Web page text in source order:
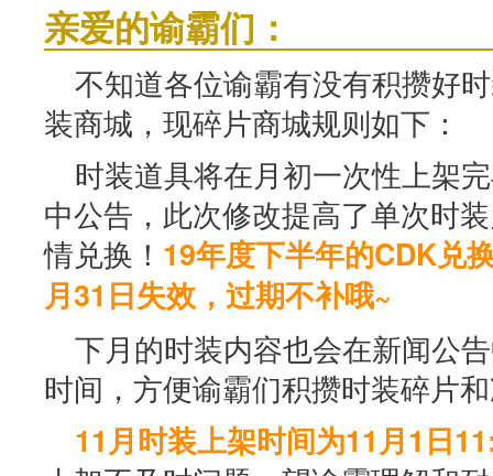
亲爱的谕霸们：
不知道各位谕霸有没有积攒好
装商城，现碎片商城规则如下：
时装道具将在月初一次性上架
中公告，此次修改提高了单次时
情兑换！ 19年度下半年的CDK兑
月31日失效，过期不补哦~
下月的时装内容也会在新闻公
时间，方便谕霸们积攒时装碎片
11月时装上架时间为11月1日